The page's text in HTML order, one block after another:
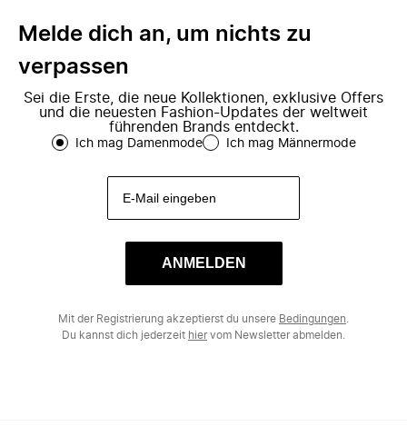
Melde dich an, um nichts zu
verpassen
Sei die Erste, die neue Kollektionen, exklusive Offers
und die neuesten Fashion-Updates der weltweit
führenden Brands entdeckt.
Ich mag Damenmode Ich mag Männermode
ANMELDEN
Mit der Registrierung akzeptierst du unsere Bedingungen
Du kannst dich jederzeit hiervom Newsletter abmelden.